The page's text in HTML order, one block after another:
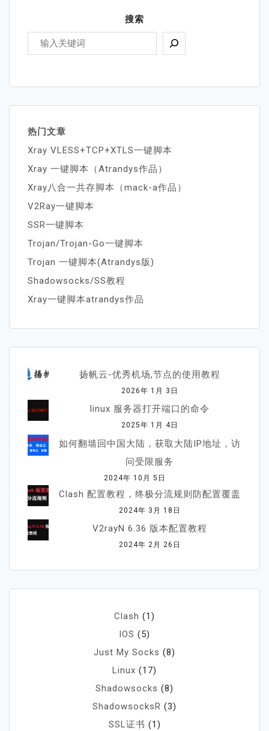
搜索
热门文章
Xray VLESS+TCP+XTLS一键脚本
Xray 一键脚本（Atrandys作品）
Xray八合一共存脚本（mack-a作品）
V2Ray一键脚本
SSR一键脚本
Trojan/Trojan-Go一键脚本
Trojan 一键脚本(Atrandys版)
Shadowsocks/SS教程
Xray一键脚本atrandys作品
扬帆云-优秀机场,节点的使用教程
2026年 1月 3日
linux 服务器打开端口的命令
2025年 1月 4日
如何翻墙回中国大陆，获取大陆IP地址，访
问受限服务
2024年 10月 5日
Clash 配置教程，终极分流规则防配置覆盖
2024年 3月 18日
V2rayN 6.36 版本配置教程
2024年 2月 26日
Clash (1)
IOS (5)
Just My Socks (8)
Linux (17)
Shadowsocks (8)
ShadowsocksR (3)
SSL证书 (1)